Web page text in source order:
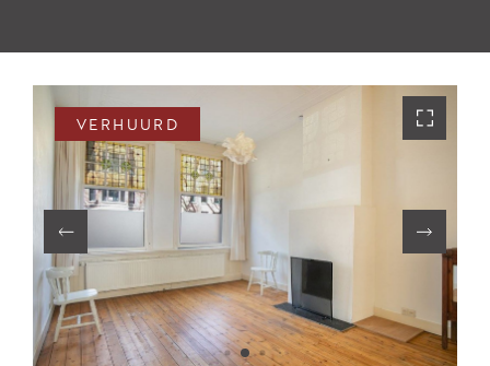
VERHUURD
Shortstay
Verkocht
Verhuurd
DIENSTEN
Aanhuur
Aankoop
Beheer
Verhuur